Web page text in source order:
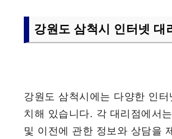
강원도 삼척시 인터넷 대
강원도 삼척시에는 다양한 인터
치해 있습니다. 각 대리점에서
및 이전에 관한 정보와 상담을